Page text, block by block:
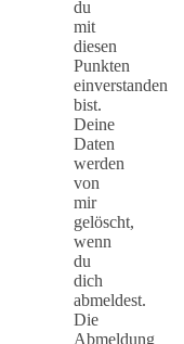
du
mit
diesen
Punkten
einverstanden
bist.
Deine
Daten
werden
von
mir
gelöscht,
wenn
du
dich
abmeldest.
Die
Abmeldung